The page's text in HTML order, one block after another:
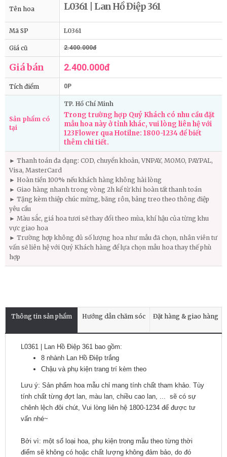
Tên hoa L0361 | Lan Hồ Điệp 361
Mã SP L0361
Giá cũ 2.400.000đ
Giá bán 2.400.000đ
Tích điểm 0P
Sản phẩm có
tại
TP. Hồ Chí Minh
Trong trường hợp Quý Khách có nhu cầu đặt
mẫu hoa này ở tỉnh khác, vui lòng liên hệ với
123Flower qua Hotilne: 1800-1234 để biết
thêm chi tiết.
► Thanh toán đa dạng: COD, chuyển khoản, VNPAY, MOMO, PAYPAL,
Visa, MasterCard
► Hoàn tiền 100% nếu khách hàng không hài lòng
► Giao hàng nhanh trong vòng 2h kể từ khi hoàn tất thanh toán
► Tặng kèm thiệp chúc mừng, băng rôn, bảng treo theo thông điệp
yêu cầu
► Màu sắc, giá hoa tươi sẽ thay đổi theo mùa, khí hậu của từng khu
vực giao hoa
► Trường hợp không đủ số lượng hoa như mẫu đã chọn, nhân viên tư
vấn sẽ liên hệ với Quý Khách hàng để lựa chọn mẫu hoa thay thế phù
hợp
Thông tin sản phẩm Hướng dẫn chăm sóc Đặt hàng & giao hàng
L0361 | Lan Hồ Điệp 361 bao gồm:
8 nhành Lan Hồ Điệp trắng
Chậu và phụ kiện trang trí kèm theo
Lưu ý: Sản phẩm hoa mẫu chỉ mang tính chất tham khảo. Tùy
tính chất từng đợt lan, màu lan, chiều cao lan, ... sẽ có sự
chênh lệch đôi chút, Vui lòng liên hệ 1800-1234 để được tư
vấn nhé~
Bởi vì: một số loại hoa, phụ kiện trong mẫu theo từng thời
điểm sẽ không có hoặc chất lượng không đảm bảo, do đó